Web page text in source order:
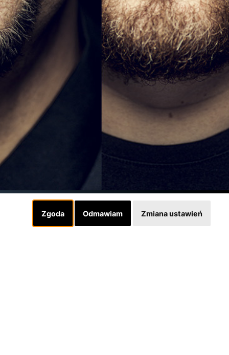
Zgoda Odmawiam Zmiana ustawień